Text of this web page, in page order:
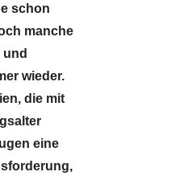
schon
manche
wieder.
die mit
eine